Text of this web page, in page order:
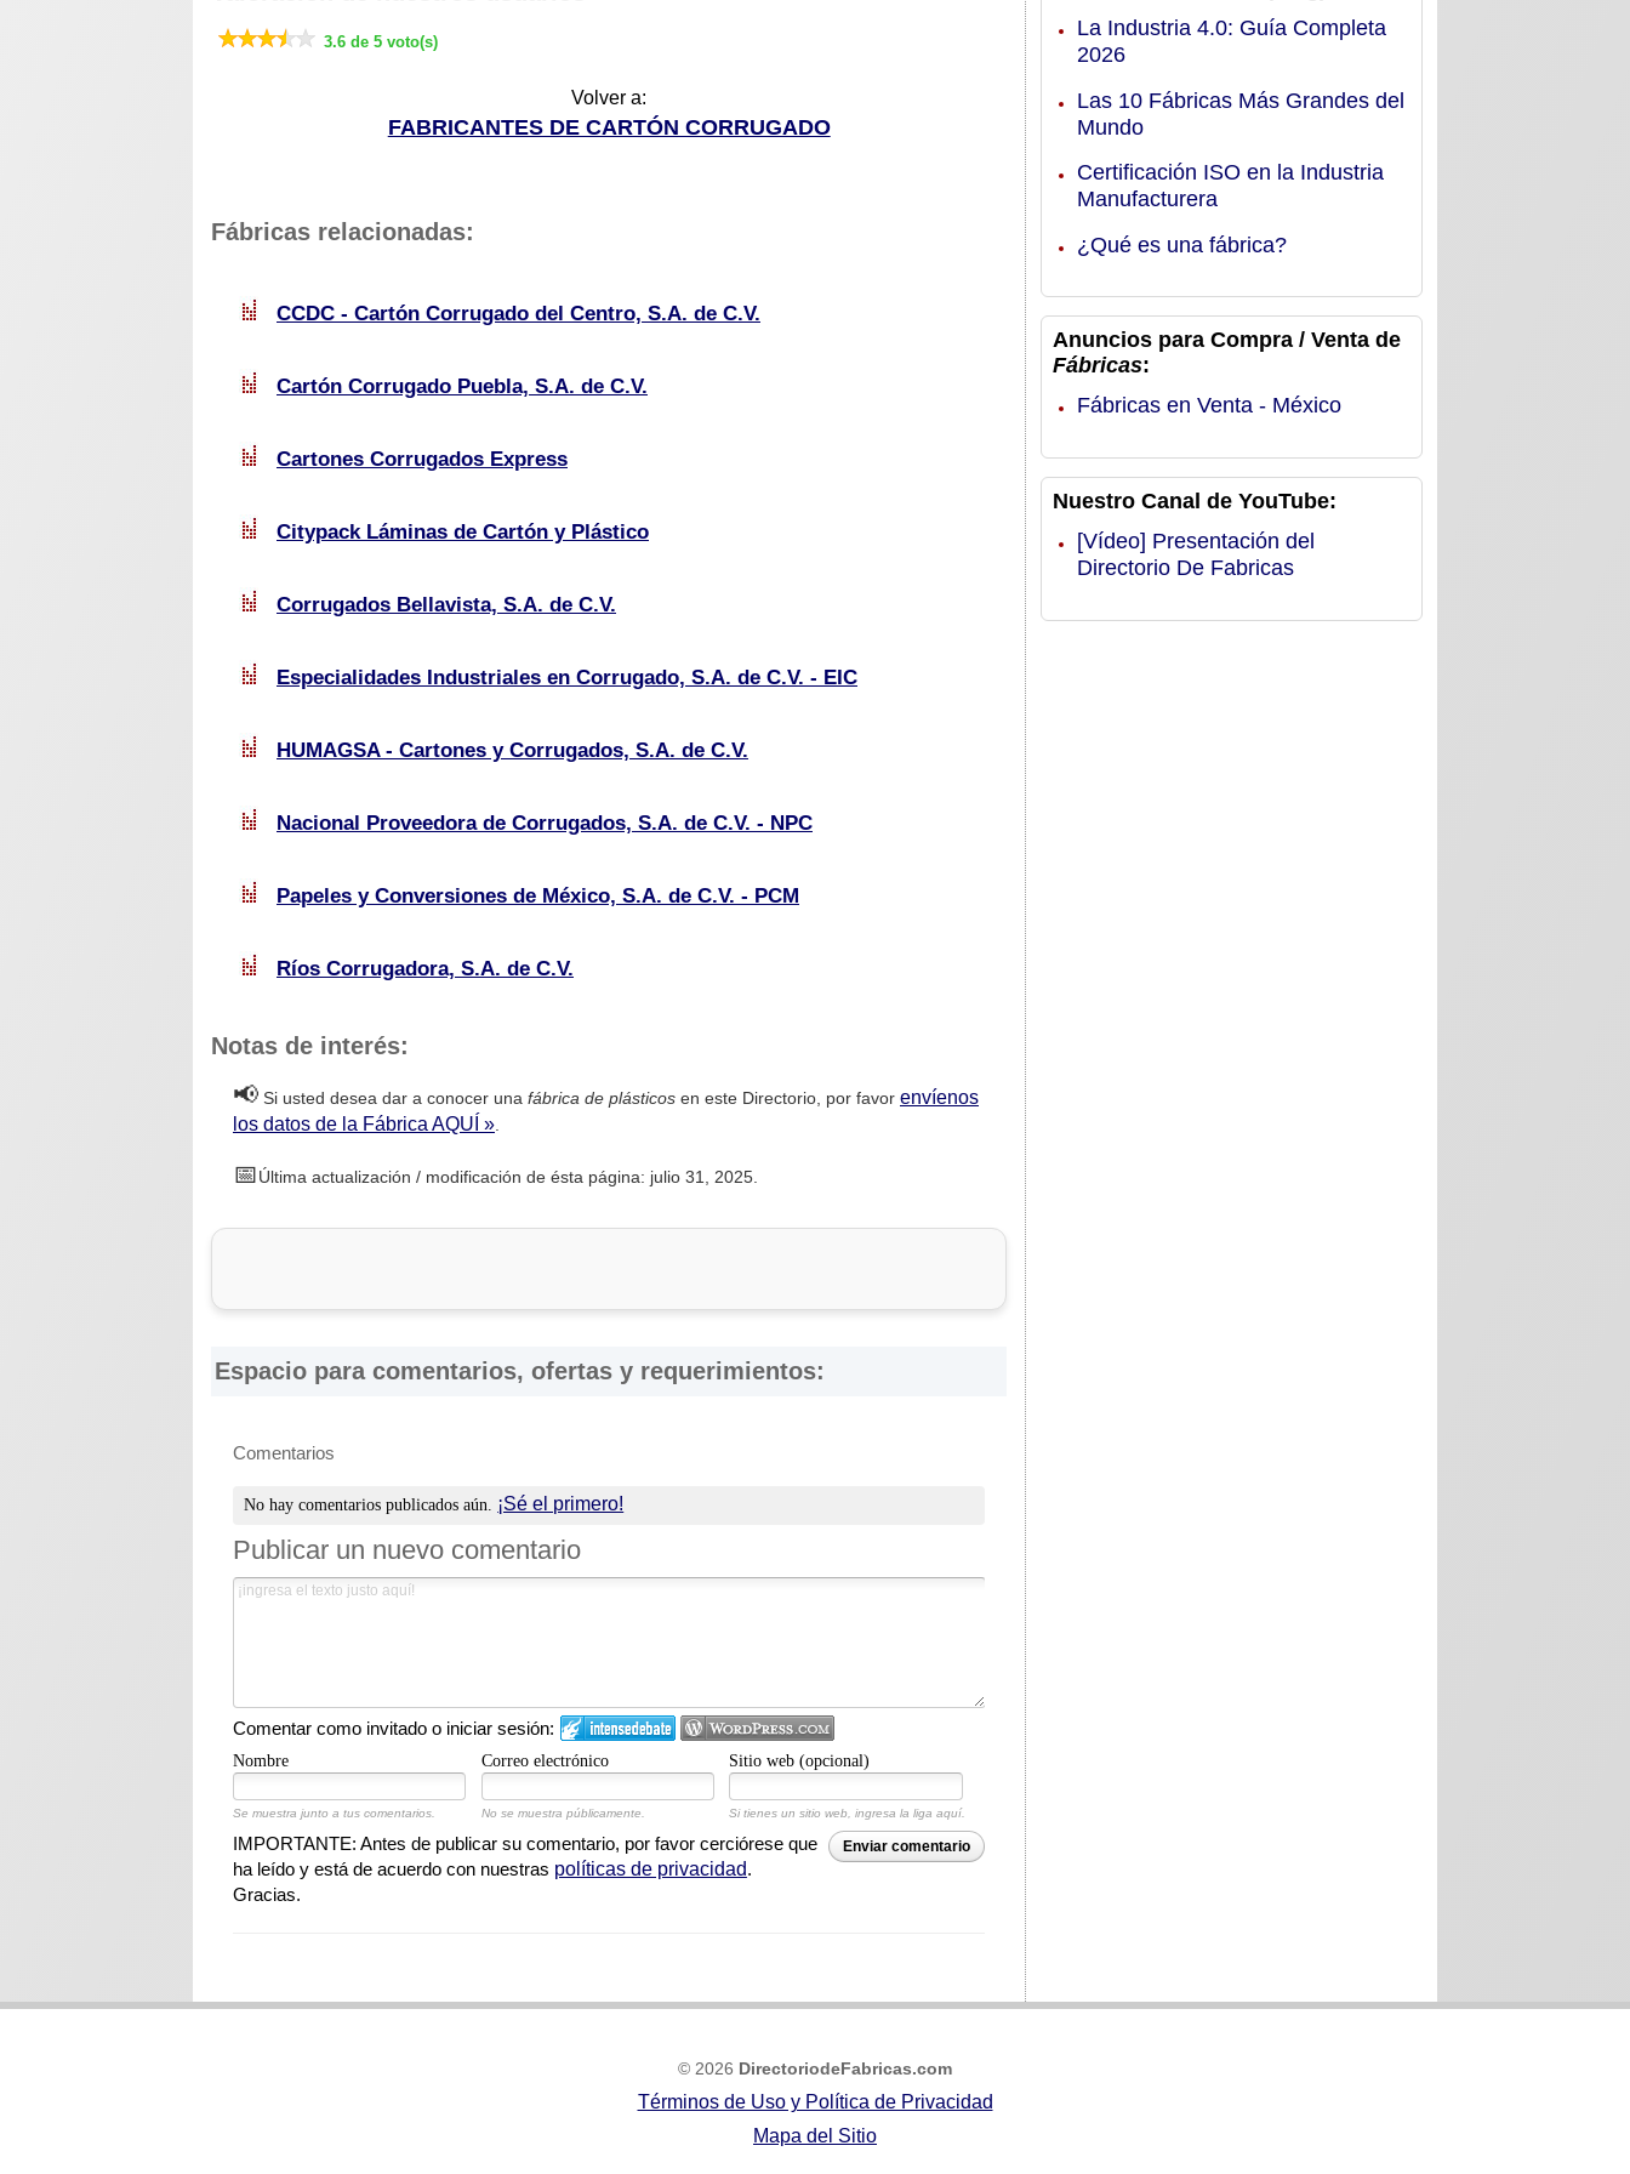
3.6 de 5 voto(s)
Volver a:
FABRICANTES DE CARTÓN CORRUGADO
Fábricas relacionadas:
CCDC - Cartón Corrugado del Centro, S.A. de C.V.
Cartón Corrugado Puebla, S.A. de C.V.
Cartones Corrugados Express
Citypack Láminas de Cartón y Plástico
Corrugados Bellavista, S.A. de C.V.
Especialidades Industriales en Corrugado, S.A. de C.V. - EIC
HUMAGSA - Cartones y Corrugados, S.A. de C.V.
Nacional Proveedora de Corrugados, S.A. de C.V. - NPC
Papeles y Conversiones de México, S.A. de C.V. - PCM
Ríos Corrugadora, S.A. de C.V.
Notas de interés:
📢 Si usted desea dar a conocer una fábrica de plásticos en este Directorio, por favor envíenos
los datos de la Fábrica AQUÍ ».
📅Última actualización / modificación de ésta página: julio 31, 2025.
Espacio para comentarios, ofertas y requerimientos:
Comentarios
No hay comentarios publicados aún. ¡Sé el primero!
Publicar un nuevo comentario
Comentar como invitado o iniciar sesión:
Nombre Correo electrónico Sitio web (opcional)
Se muestra junto a tus comentarios. No se muestra públicamente. Si tienes un sitio web, ingresa la liga aquí.
Enviar comentario
IMPORTANTE: Antes de publicar su comentario, por favor cerciórese que
ha leído y está de acuerdo con nuestras políticas de privacidad.
Gracias.
La Industria 4.0: Guía Completa
2026
Las 10 Fábricas Más Grandes del
Mundo
Certificación ISO en la Industria
Manufacturera
¿Qué es una fábrica?
Anuncios para Compra / Venta de
Fábricas:
Fábricas en Venta - México
Nuestro Canal de YouTube:
[Vídeo] Presentación del
Directorio De Fabricas
© 2026 DirectoriodeFabricas.com
Términos de Uso y Política de Privacidad
Mapa del Sitio